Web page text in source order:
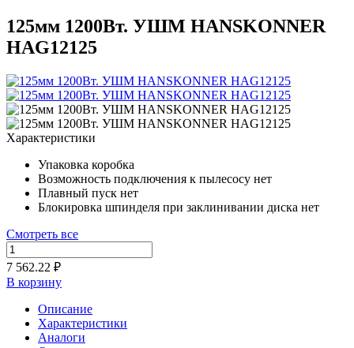
125мм 1200Вт. УШМ HANSKONNER
HAG12125
Характеристики
Упаковка коробка
Возможность подключения к пылесосу нет
Плавный пуск нет
Блокировка шпинделя при заклинивании диска нет
Смотреть все
7 562.22 ₽
В корзину
Описание
Характеристики
Аналоги